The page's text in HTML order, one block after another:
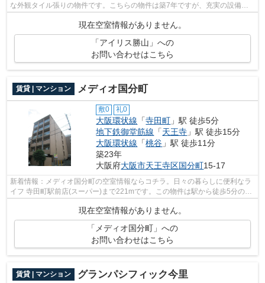
な外観タイル張りの物件です。こちらの物件は築7年ですが、充実の設備が
現在空室情報がありません。
「アイリス勝山」への
お問い合わせはこちら
賃貸 | マンション メディオ国分町
敷0 礼0
大阪環状線 「寺田町 」駅 徒歩5分
地下鉄御堂筋線 「天王寺 」駅 徒歩15分
大阪環状線 「桃谷 」駅 徒歩11分
築23年
大阪府大阪市天王寺区国分町15-17
新着情報：メディオ国分町の空室情報ならコチラ。日々の暮らしに便利なラ
イフ 寺田町駅前店(スーパー)まで221mです。この物件は駅から徒歩5分のマ
ンションです。一口コンロが付いてい...
現在空室情報がありません。
「メディオ国分町」への
お問い合わせはこちら
賃貸 | マンション グランパシフィック今里